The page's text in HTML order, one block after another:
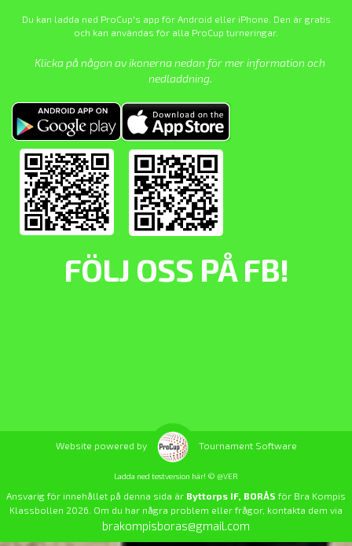
Du kan ladda ned ProCup's app för Android eller iPhone. Den är gratis
och kan användas för alla ProCup turneringar.
Klicka på någon av ikonerna nedan för mer information och
nedladdning.
FÖLJ OSS PÅ FB!
Website powered by Tournament Software
Ladda ned testversion här! © @VER
Ansvarig för innehållet på denna sida är Byttorps IF, BORÅS för Bra Kompis
Klassbollen 2026. Om du har några problem eller frågor, kontakta dem via
brakompisboras@gmail.com